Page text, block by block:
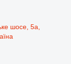
шосе, 5а,